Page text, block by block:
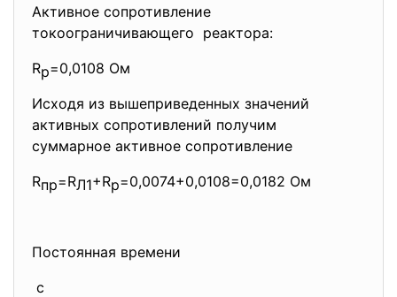
Активное сопротивление
токоограничивающего реактора:
Rр=0,0108 Ом
Исходя из вышеприведенных значений
активных сопротивлений получим
суммарное активное сопротивление
Rпр=RЛ1+Rр=0,0074+0,0108=0,0182 Ом
Постоянная времени
с